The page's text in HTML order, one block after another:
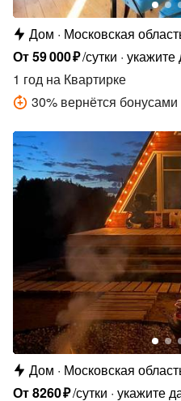
Дом
Московская
Супонево, кв-л ГП-
От59000₽/сутки укажите
1 год на Квартирке
30% вернётся бонусами
Дом
Московская
Казанская ул., 93
От8260₽/сутки укажите